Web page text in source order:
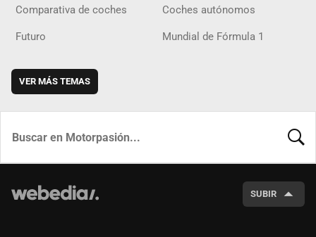
Comparativa de coches Coches autónomos
Futuro Mundial de Fórmula 1
VER MÁS TEMAS
SUBIR